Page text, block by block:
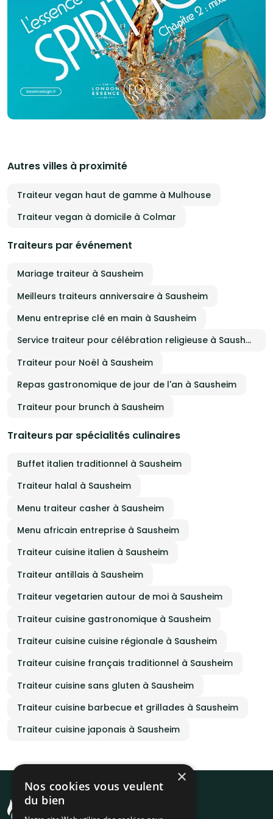
Autres villes à proximité
Traiteur vegan haut de gamme à Mulhouse
Traiteur vegan à domicile à Colmar
Traiteurs par événement
Mariage traiteur à Sausheim
Meilleurs traiteurs anniversaire à Sausheim
Menu entreprise clé en main à Sausheim
Service traiteur pour célébration religieuse à Sausheim
Traiteur pour Noël à Sausheim
Repas gastronomique de jour de l'an à Sausheim
Traiteur pour brunch à Sausheim
Traiteurs par spécialités culinaires
Buffet italien traditionnel à Sausheim
Traiteur halal à Sausheim
Menu traiteur casher à Sausheim
Menu africain entreprise à Sausheim
Traiteur cuisine italien à Sausheim
Traiteur antillais à Sausheim
Traiteur vegetarien autour de moi à Sausheim
Traiteur cuisine gastronomique à Sausheim
Traiteur cuisine cuisine régionale à Sausheim
Traiteur cuisine français traditionnel à Sausheim
Traiteur cuisine sans gluten à Sausheim
Traiteur cuisine barbecue et grillades à Sausheim
Traiteur cuisine japonais à Sausheim
×
Nos cookies vous veulent
du bien